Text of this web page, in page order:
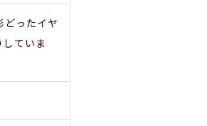
ったイヤ
ていま